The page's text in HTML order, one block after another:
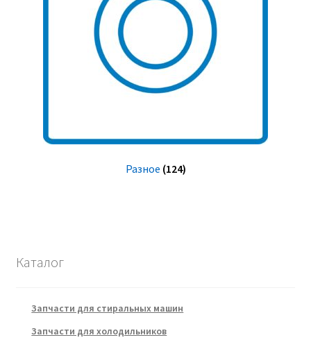
Разное (124)
Каталог
Запчасти для стиральных машин
Запчасти для холодильников